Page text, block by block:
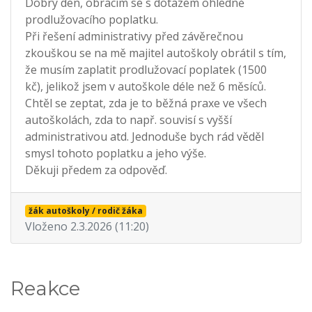
prodlužovacího poplatku.
Při řešení administrativy před závěrečnou
zkouškou se na mě majitel autoškoly obrátil s tím,
že musím zaplatit prodlužovací poplatek (1500
kč), jelikož jsem v autoškole déle než 6 měsíců.
Chtěl se zeptat, zda je to běžná praxe ve všech
autoškolách, zda to např. souvisí s vyšší
administrativou atd. Jednoduše bych rád věděl
smysl tohoto poplatku a jeho výše.
Děkuji předem za odpověď.
žák autoškoly / rodič žáka
Vloženo 2.3.2026 (11:20)
Reakce